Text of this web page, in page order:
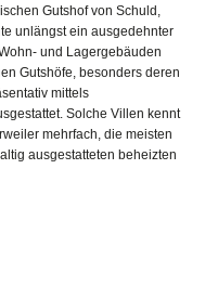
Gutshof von Schuld,
unlängst ein ausgedehnter
und Lagergebäuden
Gutshöfe, besonders deren
mittels
Solche Villen kennt
mehrfach, die meisten
ausgestatteten beheizten